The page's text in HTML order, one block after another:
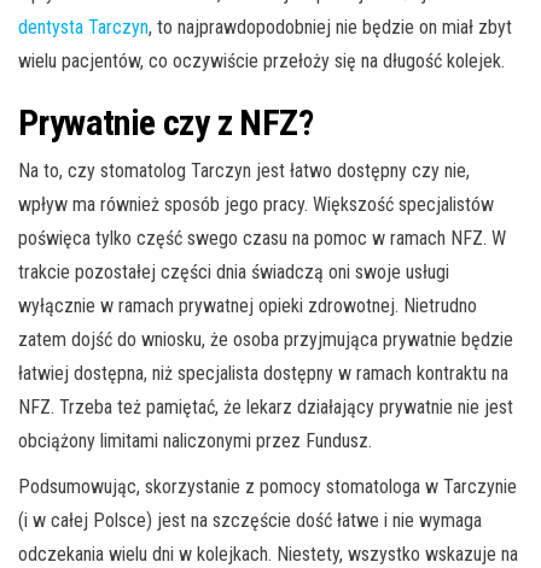
dentysta Tarczyn, to najprawdopodobniej nie będzie on miał zbyt
wielu pacjentów, co oczywiście przełoży się na długość kolejek.
Prywatnie czy z NFZ?
Na to, czy stomatolog Tarczyn jest łatwo dostępny czy nie,
wpływ ma również sposób jego pracy. Większość specjalistów
poświęca tylko część swego czasu na pomoc w ramach NFZ. W
trakcie pozostałej części dnia świadczą oni swoje usługi
wyłącznie w ramach prywatnej opieki zdrowotnej. Nietrudno
zatem dojść do wniosku, że osoba przyjmująca prywatnie będzie
łatwiej dostępna, niż specjalista dostępny w ramach kontraktu na
NFZ. Trzeba też pamiętać, że lekarz działający prywatnie nie jest
obciążony limitami naliczonymi przez Fundusz.
Podsumowując, skorzystanie z pomocy stomatologa w Tarczynie
(i w całej Polsce) jest na szczęście dość łatwe i nie wymaga
odczekania wielu dni w kolejkach. Niestety, wszystko wskazuje na